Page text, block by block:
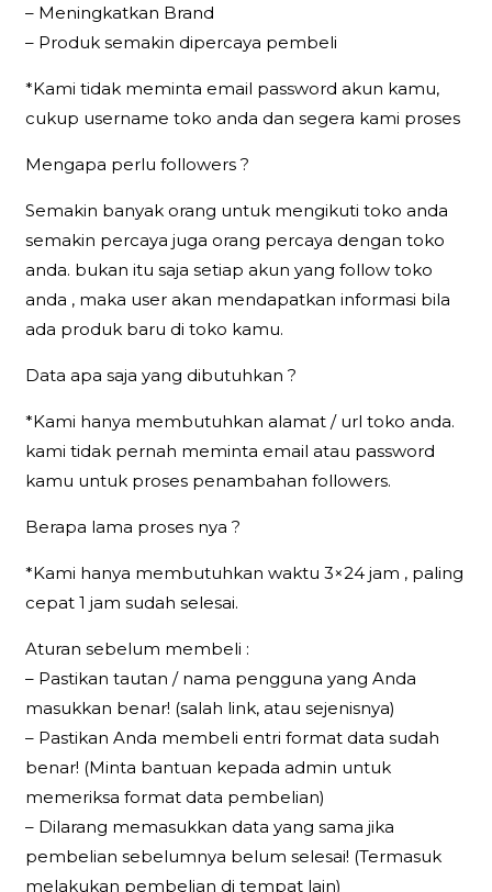
– Meningkatkan Brand
– Produk semakin dipercaya pembeli
*Kami tidak meminta email password akun kamu,
cukup username toko anda dan segera kami proses
Mengapa perlu followers ?
Semakin banyak orang untuk mengikuti toko anda
semakin percaya juga orang percaya dengan toko
anda. bukan itu saja setiap akun yang follow toko
anda , maka user akan mendapatkan informasi bila
ada produk baru di toko kamu.
Data apa saja yang dibutuhkan ?
*Kami hanya membutuhkan alamat / url toko anda.
kami tidak pernah meminta email atau password
kamu untuk proses penambahan followers.
Berapa lama proses nya ?
*Kami hanya membutuhkan waktu 3×24 jam , paling
cepat 1 jam sudah selesai.
Aturan sebelum membeli :
– Pastikan tautan / nama pengguna yang Anda
masukkan benar! (salah link, atau sejenisnya)
– Pastikan Anda membeli entri format data sudah
benar! (Minta bantuan kepada admin untuk
memeriksa format data pembelian)
– Dilarang memasukkan data yang sama jika
pembelian sebelumnya belum selesai! (Termasuk
melakukan pembelian di tempat lain)